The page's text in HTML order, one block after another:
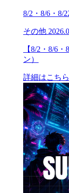
8/2・8/6・8/
その他
【8/2・8/6
ン）
詳細はこちら